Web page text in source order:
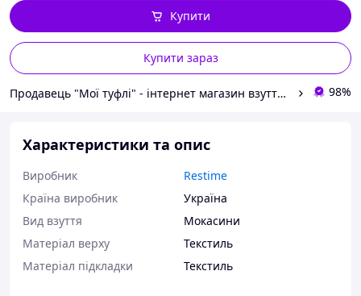
Купити зараз
Купити
Продавець "Мої туфлі" - інтернет магазин взуття на всі випадки життя. 98%
Характеристики та опис
Виробник
Restime
Країна виробник
Україна
Вид взуття
Мокасини
Матеріал верху
Текстиль
Матеріал підкладки
Текстиль